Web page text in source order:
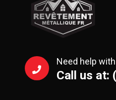
Need help
Call us at: